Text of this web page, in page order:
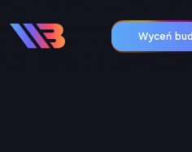
Wyceń